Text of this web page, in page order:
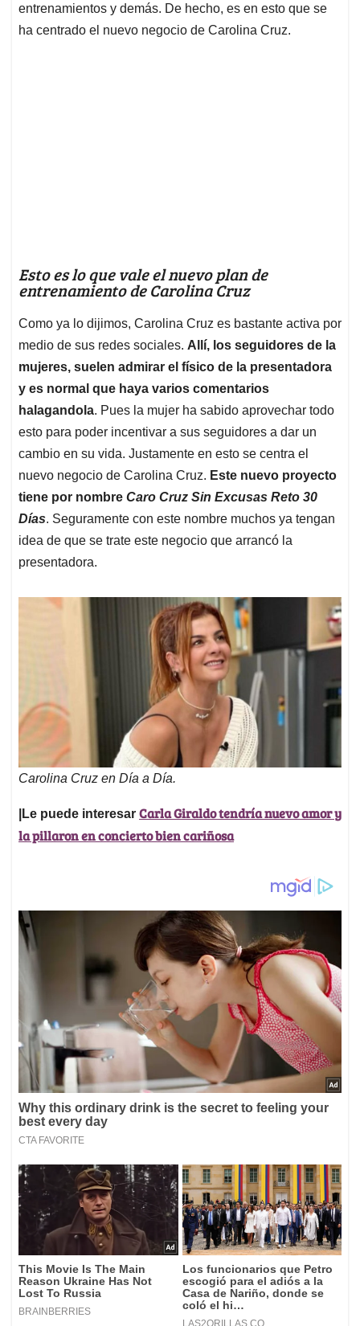
entrenamientos y demás. De hecho, es en esto que se
ha centrado el nuevo negocio de Carolina Cruz.
Esto es lo que vale el nuevo plan de
entrenamiento de Carolina Cruz
Como ya lo dijimos, Carolina Cruz es bastante activa por
medio de sus redes sociales. Allí, los seguidores de la
mujeres, suelen admirar el físico de la presentadora
y es normal que haya varios comentarios
halagandola. Pues la mujer ha sabido aprovechar todo
esto para poder incentivar a sus seguidores a dar un
cambio en su vida. Justamente en esto se centra el
nuevo negocio de Carolina Cruz. Este nuevo proyecto
tiene por nombre Caro Cruz Sin Excusas Reto 30
Días. Seguramente con este nombre muchos ya tengan
idea de que se trate este negocio que arrancó la
presentadora.
Carolina Cruz en Día a Día.
|Le puede interesar Carla Giraldo tendría nuevo amor y
la pillaron en concierto bien cariñosa